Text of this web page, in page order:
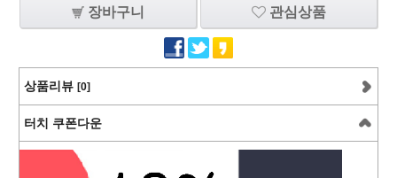
장바구니 관심상품
상품리뷰 [0]
터치 쿠폰다운